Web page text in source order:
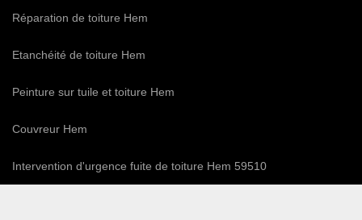
Réparation de toiture Hem
Etanchéité de toiture Hem
Peinture sur tuile et toiture Hem
Couvreur Hem
Intervention d'urgence fuite de toiture Hem 59510